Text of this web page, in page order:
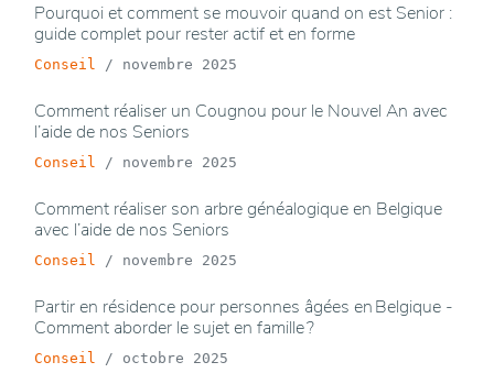
Pourquoi et comment se mouvoir quand on est Senior :
guide complet pour rester actif et en forme
Conseil / novembre 2025
Comment réaliser un Cougnou pour le Nouvel An avec
l’aide de nos Seniors
Conseil / novembre 2025
Comment réaliser son arbre généalogique en Belgique
avec l’aide de nos Seniors
Conseil / novembre 2025
Partir en résidence pour personnes âgées en Belgique -
Comment aborder le sujet en famille ?
Conseil / octobre 2025